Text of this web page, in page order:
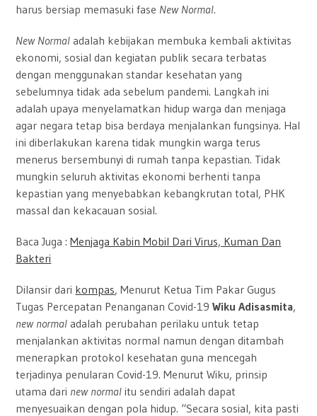
harus bersiap memasuki fase New Normal.
New Normal adalah kebijakan membuka kembali aktivitas
ekonomi, sosial dan kegiatan publik secara terbatas
dengan menggunakan standar kesehatan yang
sebelumnya tidak ada sebelum pandemi. Langkah ini
adalah upaya menyelamatkan hidup warga dan menjaga
agar negara tetap bisa berdaya menjalankan fungsinya. Hal
ini diberlakukan karena tidak mungkin warga terus
menerus bersembunyi di rumah tanpa kepastian. Tidak
mungkin seluruh aktivitas ekonomi berhenti tanpa
kepastian yang menyebabkan kebangkrutan total, PHK
massal dan kekacauan sosial.
Baca Juga :Menjaga Kabin Mobil Dari Virus, Kuman Dan
Bakteri
Dilansir dari kompas, Menurut Ketua Tim Pakar Gugus
Tugas Percepatan Penanganan Covid-19Wiku Adisasmita,
new normal adalah perubahan perilaku untuk tetap
menjalankan aktivitas normal namun dengan ditambah
menerapkan protokol kesehatan guna mencegah
terjadinya penularan Covid-19. Menurut Wiku, prinsip
utama dari new normal itu sendiri adalah dapat
menyesuaikan dengan pola hidup. “Secara sosial, kita pasti